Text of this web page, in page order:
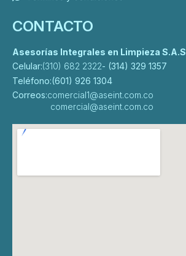
CONTACTO
Asesorías Integrales en Limpieza S.A.S
Celular:(310) 682 2322- (314) 329 1357
Teléfono:(601) 926 1304
Correos:comercial1@aseint.com.co
comercial@aseint.com.co